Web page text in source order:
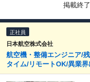
掲載終
正社員
日本航空株式会社
航空機・整備エンジニア/
タイム/リモートOK/異業